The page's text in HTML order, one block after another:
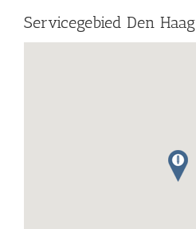
Servicegebied Den Haag